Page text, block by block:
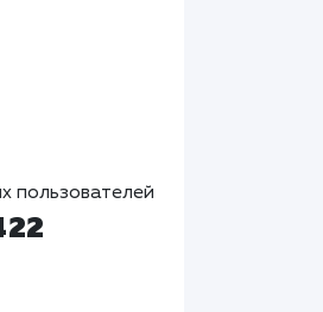
пользователей